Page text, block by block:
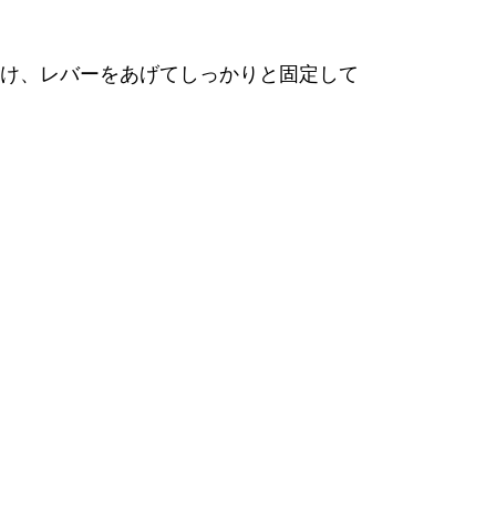
、レバーをあげてしっかりと固定して